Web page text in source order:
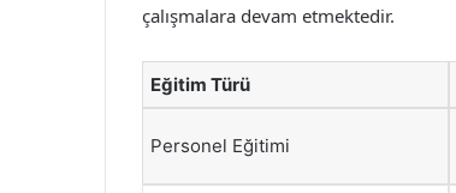
çalışmalara devam etmektedir.
Eğitim Türü
Personel Eğitimi